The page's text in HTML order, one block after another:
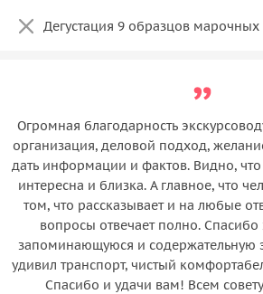
Дегустация 9 образцов
Огромная благодарность
организация, деловой подход,
дать информации и фактов. Видно,
интересна и близка. А главное, что
том, что рассказывает и на любые
вопросы отвечает полно.
запоминающуюся и содержательную
удивил транспорт, чистый
Спасибо и удачи вам! Всем